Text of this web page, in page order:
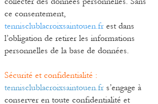
ce consentement,
tennisclublacroixsaintouen.fr est dans
l’obligation de retirer les informations
personnelles de la base de données.
Sécurité et confidentialité :
tennisclublacroixsaintouen.fr s’engage à
conserver en toute confidentialité et